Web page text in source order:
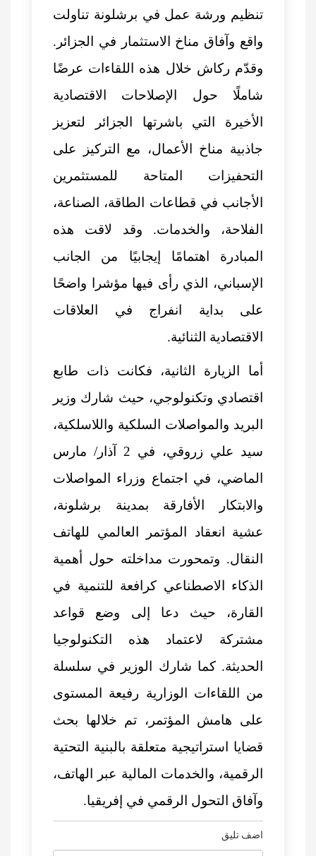
تنظيم ورشة عمل في برشلونة تناولت
واقع وآفاق مناخ الاستثمار في الجزائر.
وقدّم ركاش خلال هذه اللقاءات عرضًا
شاملًا حول الإصلاحات الاقتصادية
الأخيرة التي باشرتها الجزائر لتعزيز
جاذبية مناخ الأعمال، مع التركيز على
التحفيزات المتاحة للمستثمرين
الأجانب في قطاعات الطاقة، الصناعة،
الفلاحة، والخدمات. وقد لاقت هذه
المبادرة اهتمامًا إيجابيًا من الجانب
الإسباني، الذي رأى فيها مؤشرا واضحًا
على بداية انفراج في العلاقات
الاقتصادية الثنائية.
أما الزيارة الثانية، فكانت ذات طابع
اقتصادي وتكنولوجي، حيث شارك وزير
البريد والمواصلات السلكية واللاسلكية،
سيد علي زروقي، في 2 آذار/ مارس
الماضي، في اجتماع وزراء المواصلات
والابتكار الأفارقة بمدينة برشلونة،
عشية انعقاد المؤتمر العالمي للهاتف
النقال. وتمحورت مداخلته حول أهمية
الذكاء الاصطناعي كرافعة للتنمية في
القارة، حيث دعا إلى وضع قواعد
مشتركة لاعتماد هذه التكنولوجيا
الحديثة. كما شارك الوزير في سلسلة
من اللقاءات الوزارية رفيعة المستوى
على هامش المؤتمر، تم خلالها بحث
قضايا استراتيجية متعلقة بالبنية التحتية
الرقمية، والخدمات المالية عبر الهاتف،
وآفاق التحول الرقمي في إفريقيا.
اضف تليق